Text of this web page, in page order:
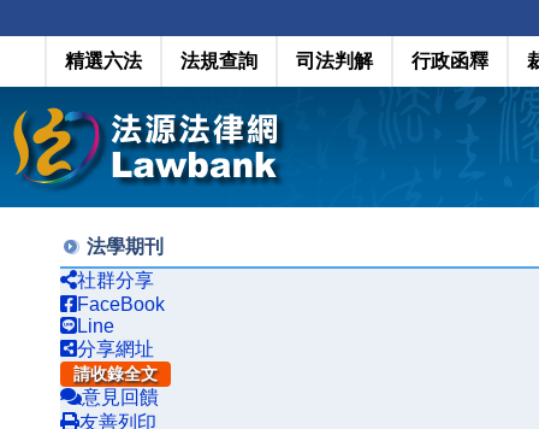
精選六法 法規查詢 司法判解 行政函釋
法學期刊
社群分享
FaceBook
Line
分享網址
請收錄全文
意見回饋
友善列印